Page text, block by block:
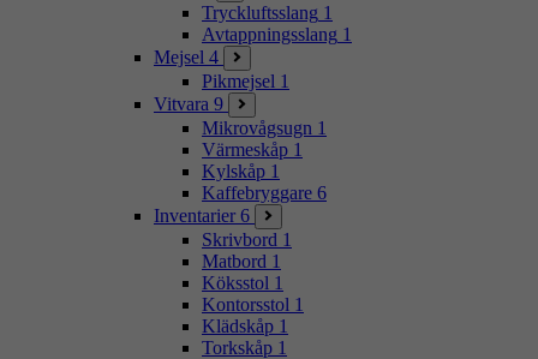
Tryckluftsslang 1
Avtappningsslang 1
Mejsel 4
Pikmejsel 1
Vitvara 9
Mikrovågsugn 1
Värmeskåp 1
Kylskåp 1
Kaffebryggare 6
Inventarier 6
Skrivbord 1
Matbord 1
Köksstol 1
Kontorsstol 1
Klädskåp 1
Torkskåp 1